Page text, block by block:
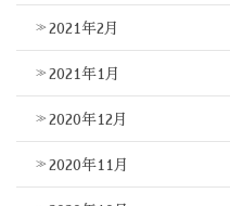
2021年2月
2021年1月
2020年12月
2020年11月